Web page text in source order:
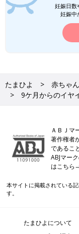
妊娠日数
妊娠中
たまひよ 赤ちゃ
9ケ月からのイヤ
ＡＢＪマ
著作権者
であるこ
ABJマー
はこち
本サイトに掲載されている
す。
たまひよについて